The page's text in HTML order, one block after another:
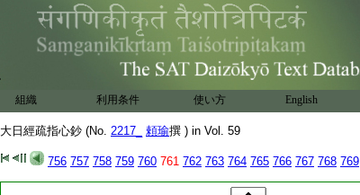
組織 利用条件 使い方 English
大日經疏指心鈔 (No. 2217_ 頼瑜撰 ) in Vol. 59
756 757 758 759 760 761 762 763 764 765 766 767 768 769